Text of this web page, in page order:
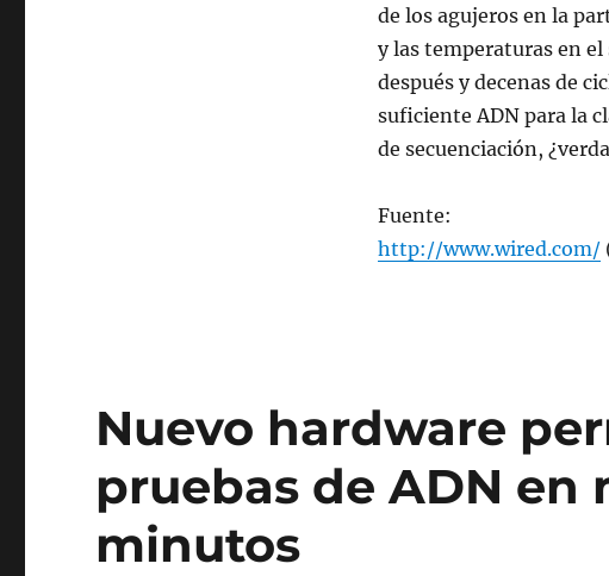
de los agujeros en la
y las temperaturas en
después y decenas de
suficiente ADN para la
de secuenciación,
Fuente:
http://www.wired.com/
Nuevo hardware
pruebas de ADN en
minutos